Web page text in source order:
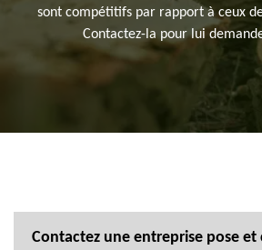
sont compétitifs par rapport à ceux
Contactez-la pour lui
Contactez une entreprise pose